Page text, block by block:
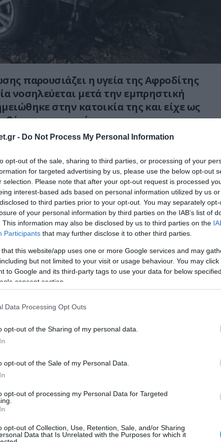
- Do Not Process My Personal Information
opt-out of the sale, sharing to third parties, or processing of your
for targeted advertising by us, please use the below opt-out
selection. Please note that after your opt-out request is processed
interest-based ads based on personal information utilized by us
to third parties prior to your opt-out. You may separately
of your personal information by third parties on the IAB’s list of
This information may also be disclosed by us to third parties on the
Participants that may further disclose it to other third parties.
that this website/app uses one or more Google services and may
but not limited to your visit or usage behaviour. You may
to Google and its third-party tags to use your data for below
consent section.
Data Processing Opt Outs
opt-out of the Sharing of my personal data.
opt-out of the Sale of my Personal Data.
opt-out of processing my Personal Data for Targeted
opt-out of Collection, Use, Retention, Sale, and/or Sharing
Data that Is Unrelated with the Purposes for which it
παρουσιάζει η υγεία της Αφροδίτης
νοσηλεύεται μετά την εμπρηστική
στην κατοικία της και είχε ως
θάνατο της μητέρας της.
μεταφέρθηκε από τη μονάδα
της πλαστικής χειρουργικής
«Παπανικολάου»,καθώς οι
ότι η πορεία της παρουσιάζει θετική εξέλιξη.
της κατάστασής της,τα τραύματα που
πυρκαγιά παραμένουν σοβαρά και για
η ιατρική παρακολούθησή
να μην μπορεί να μετακινηθεί από το
των εγκαυμάτων.
αναμένεται να προχωρήσουν σε νέα
τα επόμενα βήματα της
και φίλοι θα αποχαιρετήσουν τη
Νέστορα, η οποία έχασε τη ζωή της στην
από την εμπρηστική επίθεση.
Ναό του Αγίου Νικολάου στην Κοζάνη.